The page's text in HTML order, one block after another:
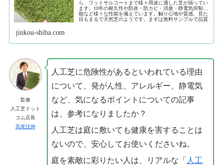
ら、フットサルコートまで様々用途に適した芝が揃ってい
ます。10年の耐久性や防炎・防カビ・消臭・静電気抑制機
能など様々な性能を備えています。触り心地や質感、見た
目もまるで天然芝のようです。まずは無料サンプルで品質
jinkou-shiba.com
監修
人工芝ドット
コム店長
髙尾佳伸
人工芝に危険性があるといわれている理由
について、発がん性、アレルギー、静電気
など、気になるポイントについての記事
は、参考になりましたか？
人工芝は庭に敷いても健康を害することは
ないので、安心してお使いくださいね。
庭を素敵に彩りたい人は、リアルな「 人工